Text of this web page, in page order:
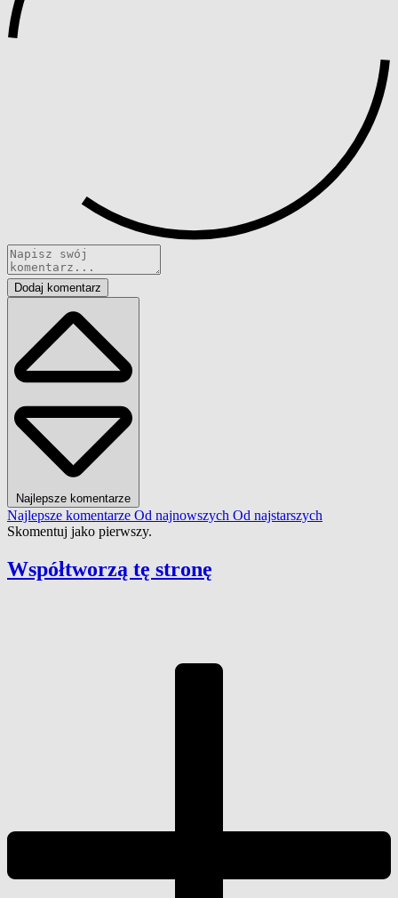
Dodaj komentarz
Najlepsze komentarze
Najlepsze komentarze Od najnowszych Od najstarszych
Skomentuj jako pierwszy.
Współtworzą tę stronę